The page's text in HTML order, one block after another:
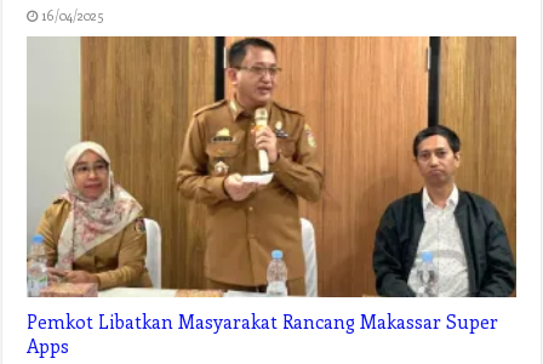
16/04/2025
Pemkot Libatkan Masyarakat Rancang Makassar Super
Apps